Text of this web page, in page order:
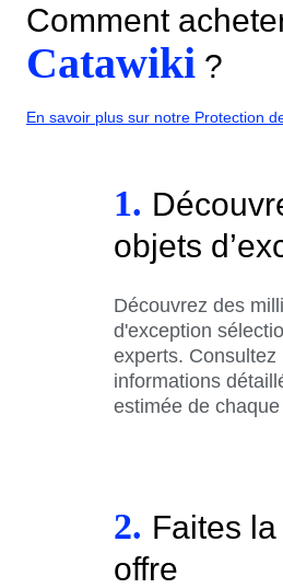
Comment
Catawiki ?
En savoir plus sur notre Protection
1.
objets
Découvrez des
d'exception
experts. Consultez
informations
estimée de
2. Faites
offre